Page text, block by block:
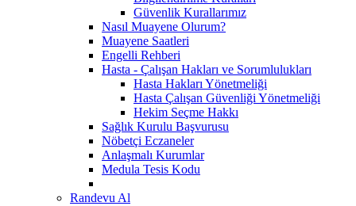
Güvenlik Kurallarımız
Nasıl Muayene Olurum?
Muayene Saatleri
Engelli Rehberi
Hasta - Çalışan Hakları ve Sorumlulukları
Hasta Hakları Yönetmeliği
Hasta Çalışan Güvenliği Yönetmeliği
Hekim Seçme Hakkı
Sağlık Kurulu Başvurusu
Nöbetçi Eczaneler
Anlaşmalı Kurumlar
Medula Tesis Kodu
Randevu Al